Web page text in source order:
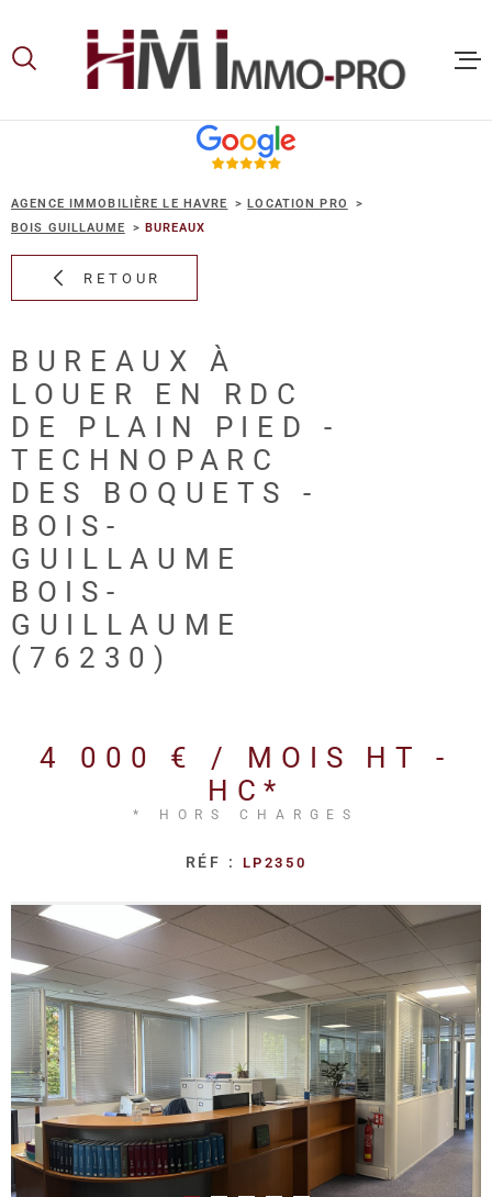
lamenu
contenu
AGENCE IMMOBILIÈRE LE HAVRE
LOCATION PRO
BOIS GUILLAUME
BUREAUX
RETOUR
BUREAUX À
LOUER EN RDC
DE PLAIN PIED -
TECHNOPARC
DES BOQUETS -
BOIS-
GUILLAUME
BOIS-
GUILLAUME
(76230)
4 000 € / MOIS
HT -
HC*
* HORS CHARGES
RÉF : LP2350